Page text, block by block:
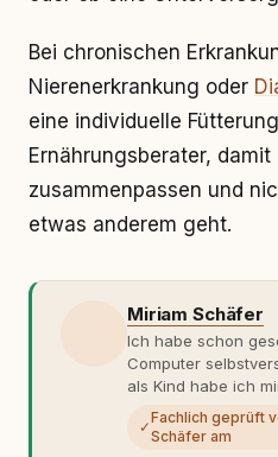
Bei chronischen
Nierenerkrankung oder
eine individuelle
Ernährungsberater,
zusammenpassen und
etwas anderem geht.
Miriam Schäfer
Ich habe schon
Computer
als Kind habe ich
meiner Eltern
getippt:
✓
Fachlich geprüft
Schäfer am